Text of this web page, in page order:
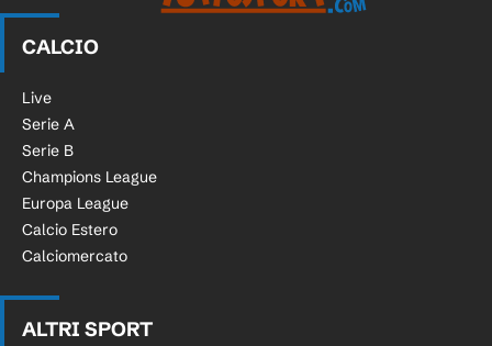
CALCIO
Live
Serie A
Serie B
Champions League
Europa League
Calcio Estero
Calciomercato
ALTRI SPORT